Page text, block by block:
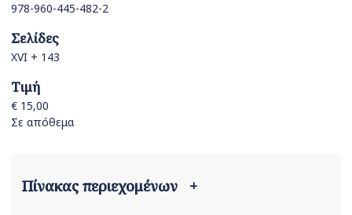
978-960-445-482-2
Σελίδες
XVI + 143
Τιμή
€ 15,00
Σε απόθεμα
Πίνακας περιεχομένων +